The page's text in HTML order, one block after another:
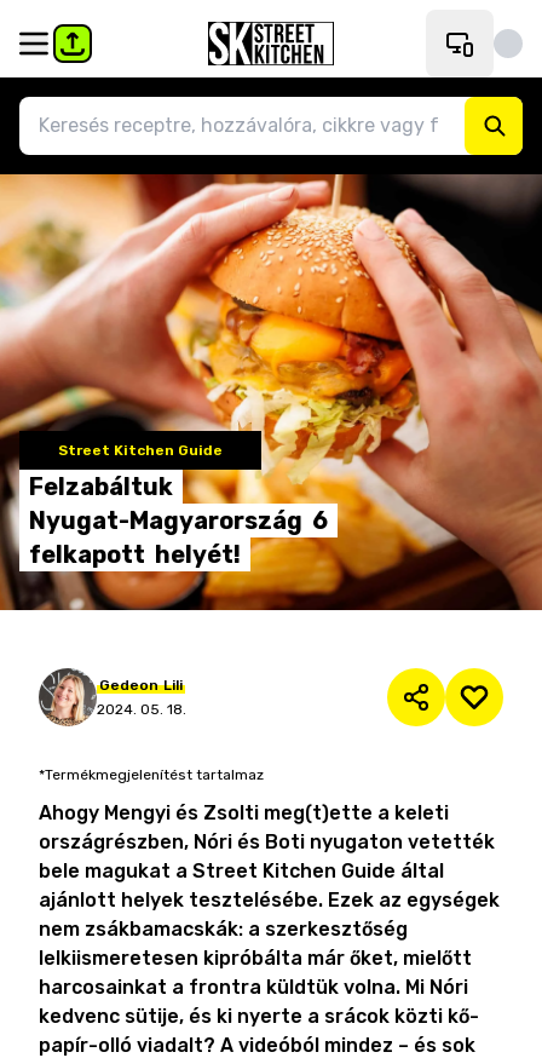
Street Kitchen Guide
Felzabáltuk
Nyugat-Magyarország 6
felkapott helyét!
Gedeon Lili
2024. 05. 18.
*Termékmegjelenítést tartalmaz
Ahogy Mengyi és Zsolti meg(t)ette a keleti
országrészben, Nóri és Boti nyugaton vetették
bele magukat a Street Kitchen Guide által
ajánlott helyek tesztelésébe. Ezek az egységek
nem zsákbamacskák: a szerkesztőség
lelkiismeretesen kipróbálta már őket, mielőtt
harcosainkat a frontra küldtük volna. Mi Nóri
kedvenc sütije, és ki nyerte a srácok közti kő-
papír-olló viadalt? A videóból mindez – és sok